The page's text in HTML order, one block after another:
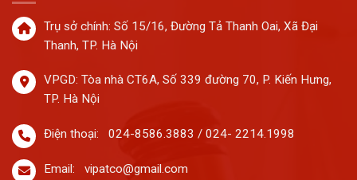
Trụ sở chính: Số 15/16, Đường Tả Thanh Oai, Xã Đại
Thanh, TP. Hà Nội
VPGD: Tòa nhà CT6A, Số 339 đường 70, P. Kiến Hưng,
TP. Hà Nội
Điện thoại: 024-8586.3883 / 024- 2214.1998
Email: vipatco@gmail.com